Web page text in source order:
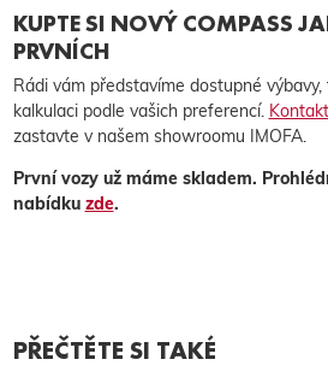
KUPTE SI NOVÝ COMPASS
PRVNÍCH
Rádi vám představíme dostupné
kalkulaci podle vašich preferencí.
zastavte v našem showroomu IMOFA.
První vozy už máme skladem.
nabídku zde.
PŘEČTĚTE SI TAKÉ